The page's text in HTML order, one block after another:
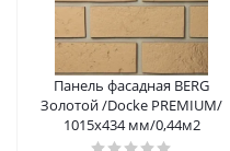
Панель фасадная BERG
Золотой /Docke PREMIUM/
1015х434 мм/0,44м2